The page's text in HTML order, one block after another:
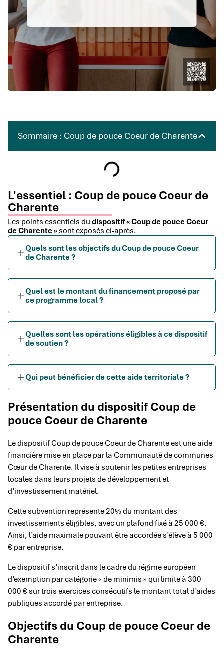
Sommaire : Coup de pouce Coeur de Charente
L'essentiel : Coup de pouce Coeur de
Charente
Les points essentiels du dispositif « Coup de pouce Coeur
de Charente » sont exposés ci-après.
Quels sont les objectifs du Coup de pouce Coeur
de Charente ?
Quel est le montant du financement proposé par
ce programme local ?
Quelles sont les opérations éligibles à ce dispositif
de soutien ?
Qui peut bénéficier de cette aide territoriale ?
Présentation du dispositif Coup de
pouce Coeur de Charente
Le dispositif Coup de pouce Coeur de Charente est une aide
financière mise en place par la Communauté de communes
Cœur de Charente. Il vise à soutenir les petites entreprises
locales dans leurs projets de développement et
d’investissement matériel.
Cette subvention représente 20% du montant des
investissements éligibles, avec un plafond fixé à 25 000 €.
Ainsi, l’aide maximale pouvant être accordée s’élève à 5 000
€ par entreprise.
Le dispositif s’inscrit dans le cadre du régime européen
d’exemption par catégorie « de minimis » qui limite à 300
000 € sur trois exercices consécutifs le montant total d’aides
publiques accordé par entreprise.
Objectifs du Coup de pouce Coeur de
Charente